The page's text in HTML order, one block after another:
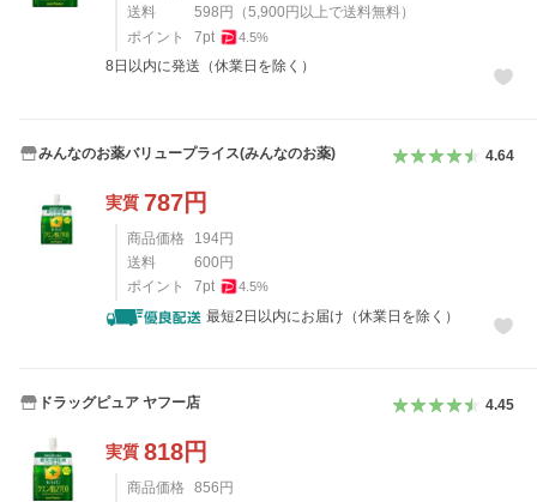
送料
598 円 （5,900 円以上で送料無料）
ポイント
7pt 4.5%
8日以内に発送（休業日を除く）
みんなのお薬バリュープライス(みんなのお薬) 4.64
実質 787円
商品価格 194円
送料
600 円
ポイント
7pt 4.5%
最短2日以内にお届け（休業日を除く）
ドラッグピュア ヤフー店 4.45
実質 818円
商品価格 856 円